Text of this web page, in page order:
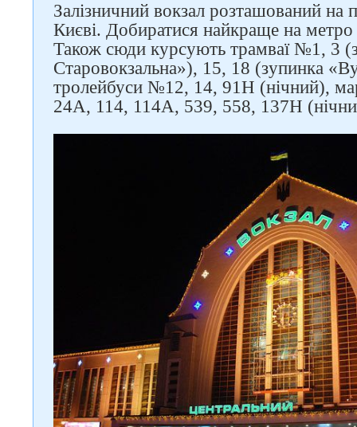
Залізничний вокзал розташований на
Києві. Добиратися найкраще на метро
Також сюди курсують трамваї №1, 3
Старовокзальна»), 15, 18 (зупинка
тролейбуси №12, 14, 91Н (нічний),
24А, 114, 114А, 539, 558, 137Н